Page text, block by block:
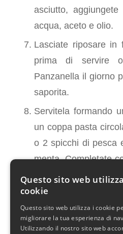
asciutto,
acqua, aceto e olio.
Lasciate riposare in
prima di servire
Panzanella il giorno
saporita.
Servitela formando
un coppa pasta
o 2 spicchi di pesca
menta. Completate
macinata di pepe.
AGOSTO 21, 2025 / 0 COMMENTI /
Questo sito web utilizza
cookie
Questo sito web utilizza i cookie
migliorare la tua esperienza di
Utilizzando il nostro sito web